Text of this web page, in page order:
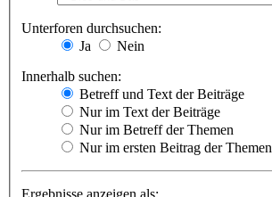
Unterforen durchsuchen:
Ja
Nein
Innerhalb suchen:
Betreff und Text der Beiträge
Nur im Text der Beiträge
Nur im Betreff der Themen
Nur im ersten Beitrag der Themen
Ergebnisse anzeigen als: